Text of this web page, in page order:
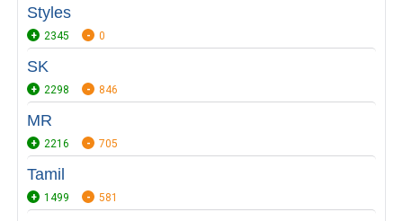
Styles
2345 0
SK
2298 846
MR
2216 705
Tamil
1499 581